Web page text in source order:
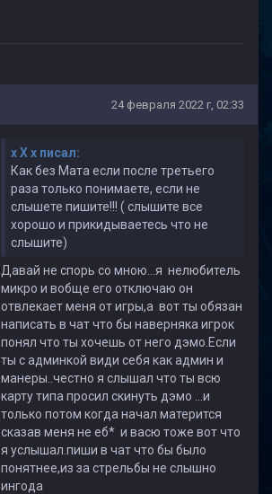
24 февраля 2022 г, 02:33
x X x писал:
Как без Мата если после третьего
раза только понимаете, если не
слышете пишите!!! ( слышите все
хорошо и прикидываетесь что не
слышите)
Давай не спорь со мною...я нелюбитель
микро и вобще его отключаю он
отвлекает меня от игры,а вот ты обязан
написать в чат что бы наверняка игрок
понял что ты хочешь от него дэмо.Если
ты с админкой види себя как админ и
манеры..честно я слышал что ты всю
карту типа просил скинуть дэмо ...и
только потом когда начал матерится
сказав меня не еб* и васю тоже вот что
я услышал.пиши в чат что бы было
понятнее,из за стрельбы не слышно
ингода